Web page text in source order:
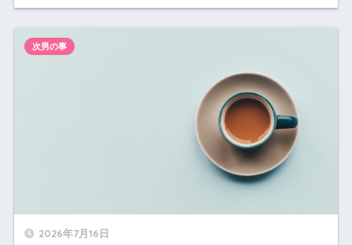
2026年7月16日
次男の事